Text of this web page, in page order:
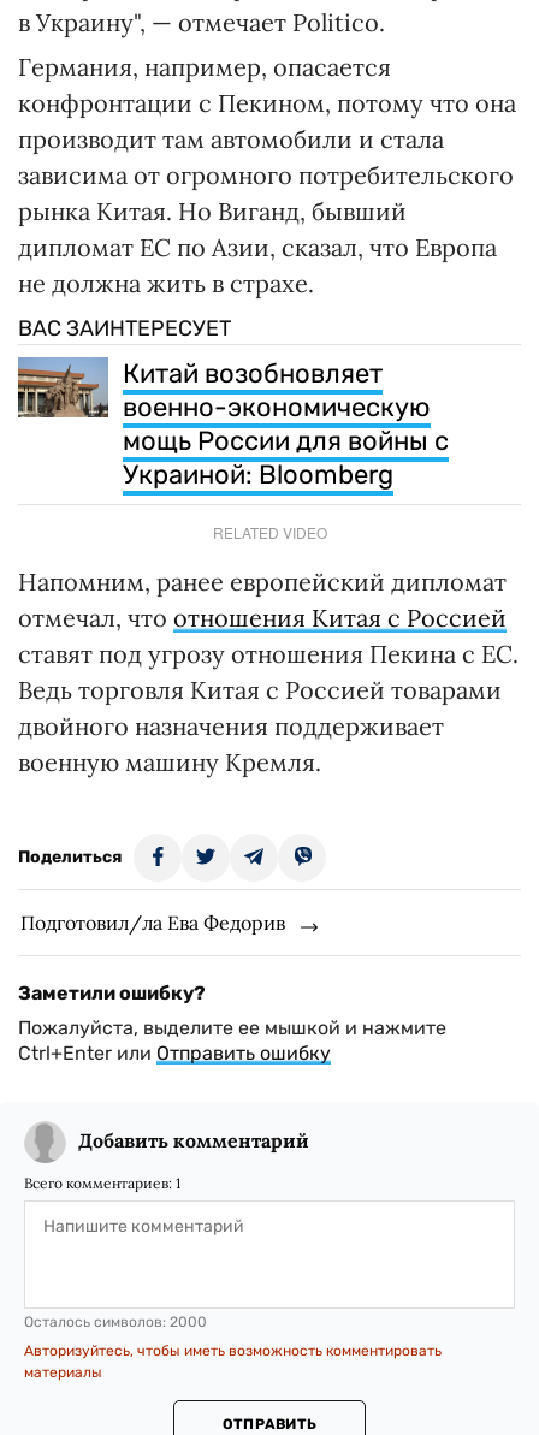
в Украину", — отмечает Politico.
Германия, например, опасается
конфронтации с Пекином, потому что она
производит там автомобили и стала
зависима от огромного потребительского
рынка Китая. Но Виганд, бывший
дипломат ЕС по Азии, сказал, что Европа
не должна жить в страхе.
ВАС ЗАИНТЕРЕСУЕТ
Китай возобновляет
военно-экономическую
мощь России для войны с
Украиной: Bloomberg
RELATED VIDEO
Напомним, ранее европейский дипломат
отмечал, что отношения Китая с Россией
ставят под угрозу отношения Пекина с ЕС.
Ведь торговля Китая с Россией товарами
двойного назначения поддерживает
военную машину Кремля.
Поделиться
Подготовил/ла Ева Федорив
Заметили ошибку?
Пожалуйста, выделите ее мышкой и нажмите
Ctrl+Enter или Отправить ошибку
Добавить комментарий
Всего комментариев: 1
Осталось символов: 2000
Авторизуйтесь, чтобы иметь возможность комментировать
материалы
ОТПРАВИТЬ